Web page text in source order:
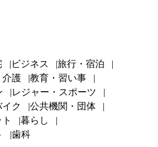
ビジネス
旅行・宿泊
介護
教育・習い事
レジャー・スポーツ
ク
公共機関・団体
暮らし
歯科